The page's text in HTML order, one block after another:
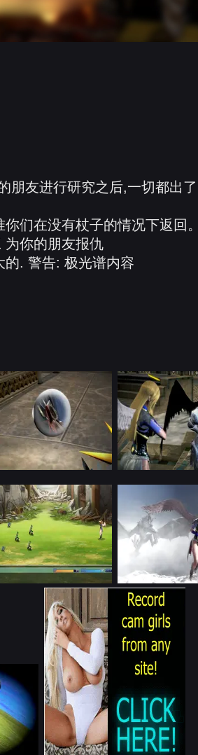
朋友进行研究之后,一切都出
们在没有杖子的情况下返回
为你的朋友报仇
的. 警告: 极光谱内容